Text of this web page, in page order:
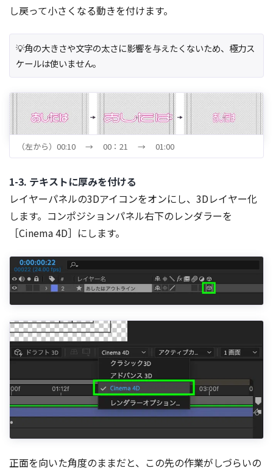
し戻って小さくなる動きを付けます。
💡角の大きさや文字の太さに影響を与えたくないため、極力ス
ケールは使いません。
（左から）00:10 → 00：21 → 01:00
1-3. テキストに厚みを付ける
レイヤーパネルの3Dアイコンをオンにし、3Dレイヤー化
します。コンポジションパネル右下のレンダラーを
［Cinema 4D］にします。
正面を向いた角度のままだと、この先の作業がしづらいの